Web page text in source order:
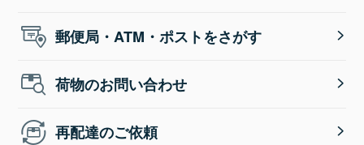
郵便局・ATM・ポストをさがす
荷物のお問い合わせ
再配達のご依頼